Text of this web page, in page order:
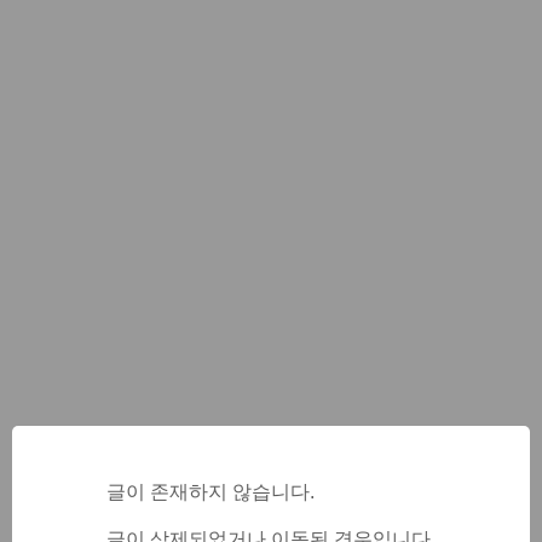
글이 존재하지 않습니다.